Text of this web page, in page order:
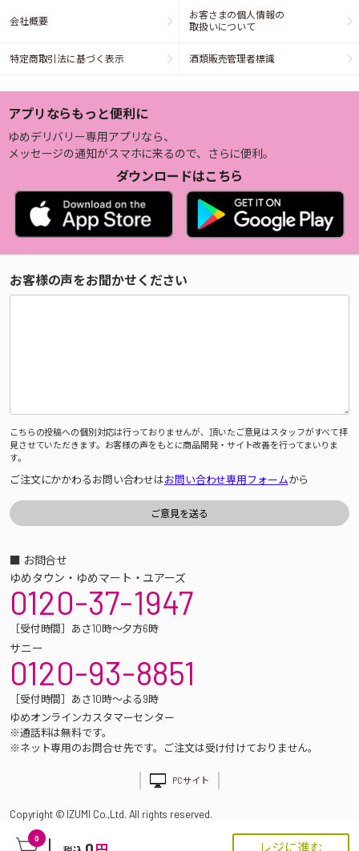
0
レジに進む
会社概要
お客さまの個人情報の
取扱いについて
特定商取引法に基づく表示 酒類販売管理者標識
アプリならもっと便利に
ゆめデリバリー専用アプリなら、
メッセージの通知がスマホに来るので、さらに便利。
ダウンロードはこちら
お客様の声をお聞かせください
こちらの投稿への個別対応は行っておりませんが、頂いたご意見はスタッフがすべて拝
見させていただきます。お客様の声をもとに商品開発・サイト改善を行ってまいりま
す。
ご注文にかかわるお問い合わせはお問い合わせ専用フォームから
■ お問合せ
ゆめタウン・ゆめマート・ユアーズ
0120-37-1947
［受付時間］あさ10時～夕方6時
サニー
0120-93-8851
［受付時間］あさ10時～よる9時
ゆめオンラインカスタマーセンター
※通話料は無料です。
※ネット専用のお問合せ先です。ご注文は受け付けておりません。
PCサイト
Copyright © IZUMI Co.,Ltd. All rights reserved.